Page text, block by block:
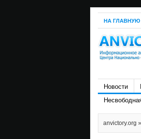
НА ГЛАВНУЮ
Новости
anvictory.org »